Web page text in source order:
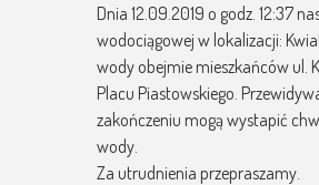
Dnia 12.09.2019 o godz. 12:37
wodociągowej w lokalizacji:
wody obejmie mieszkańców ul.
Placu Piastowskiego.
zakończeniu mogą wystapić
wody.
Za utrudnienia przepraszamy.